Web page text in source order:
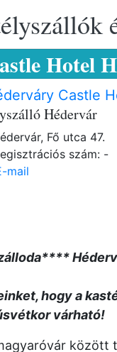
Hotel
Castle
Hédervár
Fő utca 47.
szám: -
mail
hogy a
várható!
között